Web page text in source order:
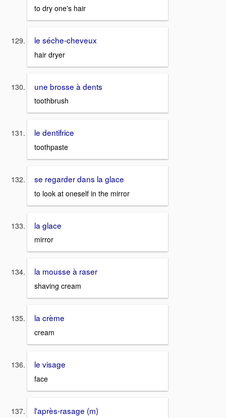
to dry one's hair
le séche-cheveux
hair dryer
une brosse à dents
toothbrush
le dentifrice
toothpaste
se regarder dans la glace
to look at oneself in the mirror
la glace
mirror
la mousse à raser
shaving cream
la crème
cream
le visage
face
l'après-rasage (m)